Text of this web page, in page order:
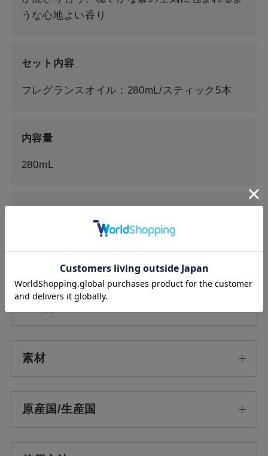
うな心地よい香り
セット内容
フレグランスオイル：280mL/スティック5本
内容量
280mL
外装：W85×D80×H245mm
素材
原産国/生産国